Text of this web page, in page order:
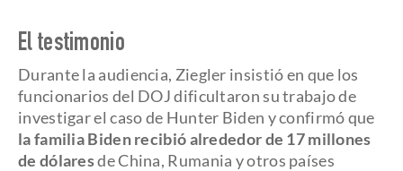
El testimonio
Durante la audiencia, Ziegler insistió en que los
funcionarios del DOJ dificultaron su trabajo de
investigar el caso de Hunter Biden y confirmó que
la familia Biden recibió alrededor de 17 millones
de dólaresde China, Rumania y otros países